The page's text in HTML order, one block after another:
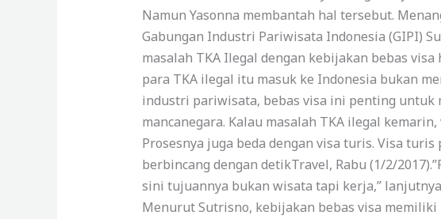
Namun Yasonna membantah hal tersebut.
Gabungan Industri Pariwisata Indonesia (GIPI)
masalah TKA Ilegal dengan kebijakan bebas visa
para TKA ilegal itu masuk ke Indonesia bukan
industri pariwisata, bebas visa ini penting untuk
mancanegara. Kalau masalah TKA ilegal
Prosesnya juga beda dengan visa turis. Visa
berbincang dengan detikTravel, Rabu (1/2/
sini tujuannya bukan wisata tapi kerja,”
Menurut Sutrisno, kebijakan bebas visa